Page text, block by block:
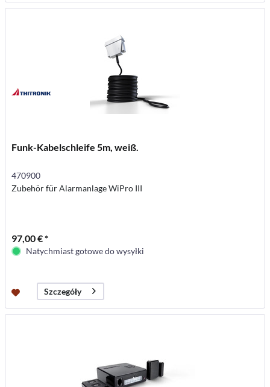
Funk-Kabelschleife 5m, weiß.
470900
Zubehör für Alarmanlage WiPro III
97,00 € *
Natychmiast gotowe do wysyłki
Szczegóły